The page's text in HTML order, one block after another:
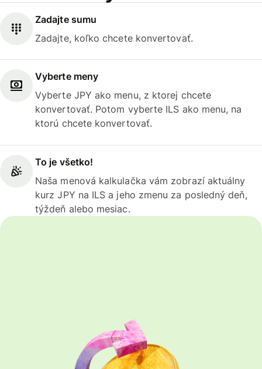
Zadajte sumu
Zadajte, koľko chcete konvertovať.
Vyberte meny
Vyberte JPY ako menu, z ktorej chcete
konvertovať. Potom vyberte ILS ako menu, na
ktorú chcete konvertovať.
To je všetko!
Naša menová kalkulačka vám zobrazí aktuálny
kurz JPY na ILS a jeho zmenu za posledný deň,
týždeň alebo mesiac.